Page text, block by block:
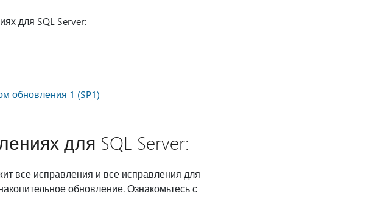
для SQL Server:
обновления 1 (SP1)
для SQL Server:
все исправления и все исправления для
обновление. Ознакомьтесь с